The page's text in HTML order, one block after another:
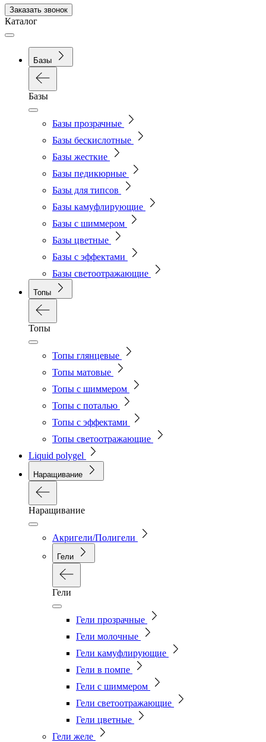
Заказать звонок
Каталог
Базы
Базы
Базы прозрачные
Базы бескислотные
Базы жесткие
Базы педикюрные
Базы для типсов
Базы камуфлирующие
Базы с шиммером
Базы цветные
Базы с эффектами
Базы светоотражающие
Топы
Топы
Топы глянцевые
Топы матовые
Топы с шиммером
Топы с поталью
Топы с эффектами
Топы светоотражающие
Liquid polygel
Наращивание
Наращивание
Акригели/Полигели
Гели
Гели
Гели прозрачные
Гели молочные
Гели камуфлирующие
Гели в помпе
Гели с шиммером
Гели светоотражающие
Гели цветные
Гели желе